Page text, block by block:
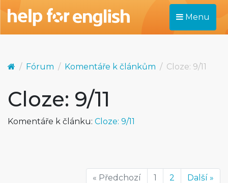
Menu
Fórum Komentáře k článkům Cloze: 9/11
Cloze: 9/11
Komentáře k článku: Cloze: 9/11
« Předchozí 1 2 Další »